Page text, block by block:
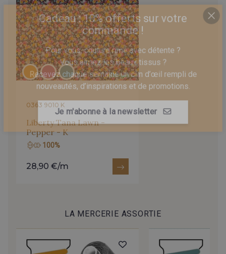
0363 9010 K
Liberty Tana Lawn -
Pepper - K
100%
28,90 €/m
LA MERCERIE ASSORTIE
Cadeau : 10% offerts sur votre
commande !
Pour vous, couture rime avec détente ?
Vous aimez les beaux tissus ?
Recevez chaque semaine un clin d’œil rempli de
nouveautés, d’inspirations et de promotions.
Je m'abonne à la newsletter